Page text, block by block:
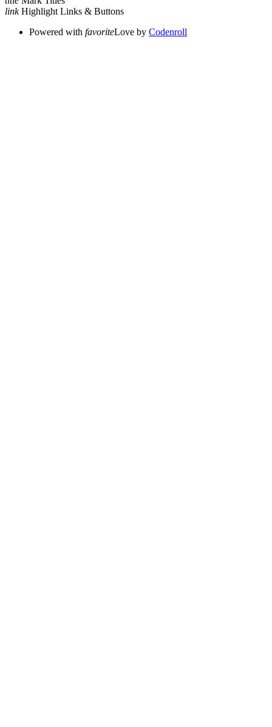
link Highlight Links & Buttons
Powered with favoriteLove by Codenroll